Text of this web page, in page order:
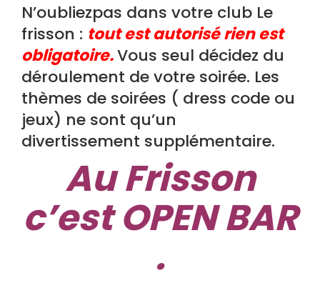
N’oubliezpas dans votre club Le
frisson : tout est autorisé rien est
obligatoire.Vous seul décidez du
déroulement de votre soirée. Les
thèmes de soirées ( dress code ou
jeux) ne sont qu’un
divertissement supplémentaire.
Au Frisson
c’est OPEN BAR
.